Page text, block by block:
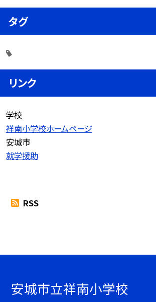
タグ
リンク
学校
祥南小学校ホームページ
安城市
就学援助
RSS
安城市立祥南小学校